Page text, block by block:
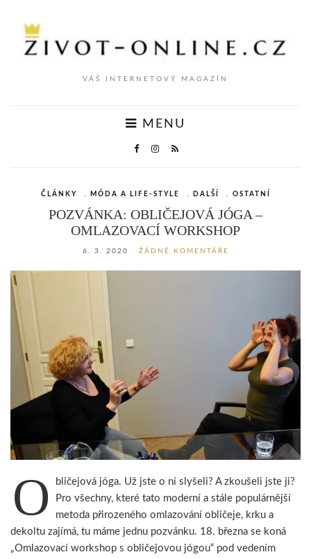
VÁŠ INTERNETOVÝ MAGAZÍN
MENU
ČLÁNKY MÓDA A LIFE-STYLE DALŠÍ OSTATNÍ
POZVÁNKA: OBLIČEJOVÁ JÓGA –
OMLAZOVACÍ WORKSHOP
6. 3. 2020 ŽÁDNÉ KOMENTÁŘE
O
bličejová jóga. Už jste o ní slyšeli? A zkoušeli jste ji?
Pro všechny, které tato moderní a stále populárnější
metoda přirozeného omlazování obličeje, krku a
dekoltu zajímá, tu máme jednu pozvánku. 18. března se koná
„Omlazovací workshop s obličejovou jógou“ pod vedením